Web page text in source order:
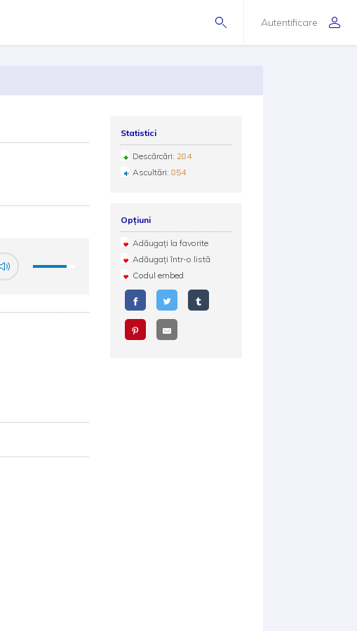
Autentificare
Statistici
Descărcări: 284
Ascultări: 854
Opțiuni
Adăugați la favorite
Adăugați într-o listă
Codul embed